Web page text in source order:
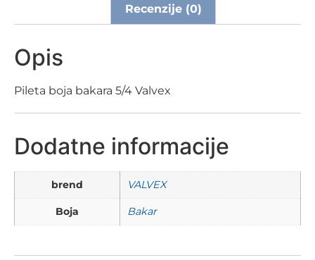
Recenzije (0)
Opis
Pileta boja bakara 5/4 Valvex
Dodatne informacije
brend VALVEX
Boja Bakar